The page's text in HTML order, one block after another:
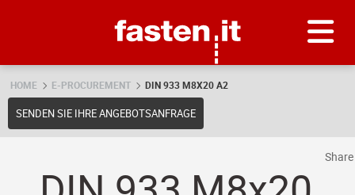
HOME E-PROCUREMENT DIN 933 M8X20 A2
SENDEN SIE IHRE ANGEBOTSANFRAGE
Share